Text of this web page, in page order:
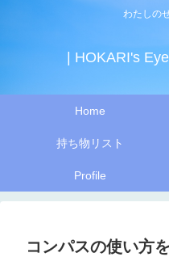
わたしの
| HOKARI's
Home
持ち物リスト
Profile
コンパスの使い方